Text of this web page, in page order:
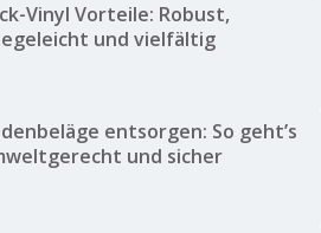
Vinyl Vorteile: Robust,
und vielfältig
entsorgen: So geht’s
und sicher